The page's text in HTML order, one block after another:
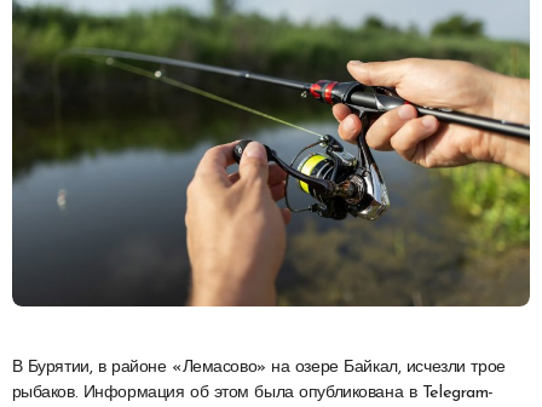
В Бурятии, в районе «Лемасово» на озере Байкал, исчезли трое
рыбаков. Информация об этом была опубликована в Telegram-